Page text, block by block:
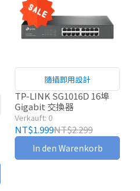
隨插即用設計
TP-LINK SG1016D 16埠
Gigabit 交換器
Verkauft: 0
NT$1.999NT$2.299
In den Warenkorb